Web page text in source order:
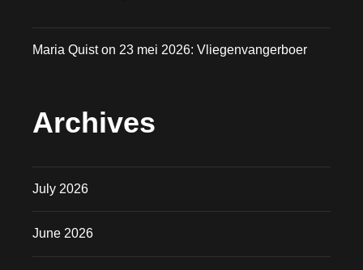
Maria Quiston 23 mei 2026: Vliegenvangerboer
Archives
July 2026
June 2026